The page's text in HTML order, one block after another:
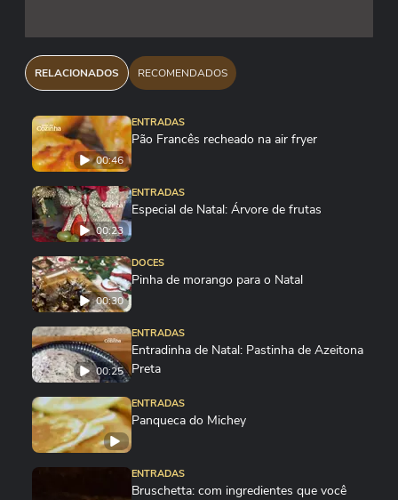
RELACIONADOS RECOMENDADOS
00:46
ENTRADAS
Pão Francês recheado na air fryer
00:23
ENTRADAS
Especial de Natal: Árvore de frutas
00:30
DOCES
Pinha de morango para o Natal
00:25
ENTRADAS
Entradinha de Natal: Pastinha de Azeitona
Preta
ENTRADAS
Panqueca do Michey
ENTRADAS
Bruschetta: com ingredientes que você